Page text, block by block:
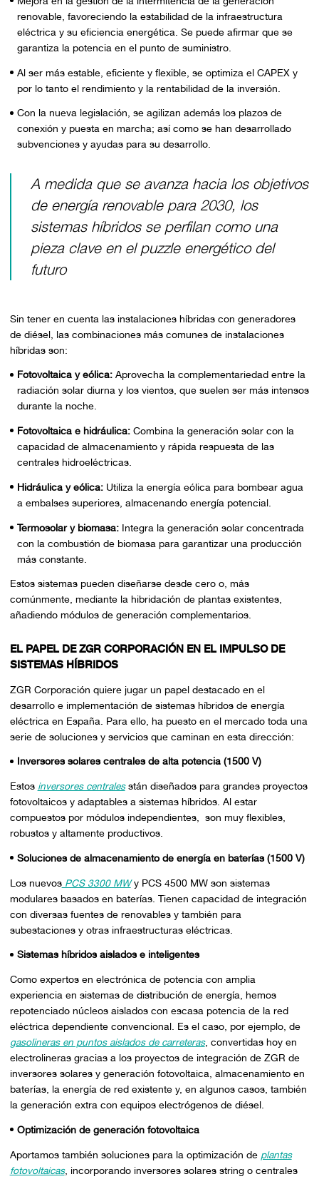
renovable, favoreciendo la estabilidad de la infraestructura
eléctrica y su eficiencia energética. Se puede afirmar que se
garantiza la potencia en el punto de suministro.
Al ser más estable, eficiente y flexible, se optimiza el CAPEX y
por lo tanto el rendimiento y la rentabilidad de la inversión.
Con la nueva legislación, se agilizan además los plazos de
conexión y puesta en marcha; así como se han desarrollado
subvenciones y ayudas para su desarrollo.
A medida que se avanza hacia los objetivos
de energía renovable para 2030, los
sistemas híbridos se perfilan como una
pieza clave en el puzzle energético del
futuro
Sin tener en cuenta las instalaciones híbridas con generadores
de diésel, las combinaciones más comunes de instalaciones
híbridas son:
Fotovoltaica y eólica:Aprovecha la complementariedad entre la
radiación solar diurna y los vientos, que suelen ser más intensos
durante la noche.
Fotovoltaica e hidráulica:Combina la generación solar con la
capacidad de almacenamiento y rápida respuesta de las
centrales hidroeléctricas.
Hidráulica y eólica: Utiliza la energía eólica para bombear agua
a embalses superiores, almacenando energía potencial.
Termosolar y biomasa:Integra la generación solar concentrada
con la combustión de biomasa para garantizar una producción
más constante.
Estos sistemas pueden diseñarse desde cero o, más
comúnmente, mediante la hibridación de plantas existentes,
añadiendo módulos de generación complementarios.
EL PAPEL DE ZGR CORPORACIÓN EN EL IMPULSO DE
SISTEMAS HÍBRIDOS
ZGR Corporación quiere jugar un papel destacado en el
desarrollo e implementación de sistemas híbridos de energía
eléctrica en España. Para ello, ha puesto en el mercado toda una
serie de soluciones y servicios que caminan en esta dirección:
Inversores solares centrales de alta potencia (1500 V)
Estos inversores centralesstán diseñados para grandes proyectos
fotovoltaicos y adaptables a sistemas híbridos. Al estar
compuestos por módulos independientes, son muy flexibles,
robustos y altamente productivos.
Soluciones de almacenamiento de energía en baterías (1500 V)
Los nuevosPCS 3300 MWy PCS 4500 MW son sistemas
modulares basados en baterías. Tienen capacidad de integración
con diversas fuentes de renovables y también para
subestaciones y otras infraestructuras eléctricas.
Sistemas híbridos aislados e inteligentes
Como expertos en electrónica de potencia con amplia
experiencia en sistemas de distribución de energía, hemos
repotenciado núcleos aislados con escasa potencia de la red
eléctrica dependiente convencional. Es el caso, por ejemplo, de
gasolineras en puntos aislados de carreteras, convertidas hoy en
electrolineras gracias a los proyectos de integración de ZGR de
inversores solares y generación fotovoltaica, almacenamiento en
baterías, la energía de red existente y, en algunos casos, también
la generación extra con equipos electrógenos de diésel.
Optimización de generación fotovoltaica
Aportamos también soluciones para la optimización de plantas
fotovoltaicas, incorporando inversores solares string o centrales